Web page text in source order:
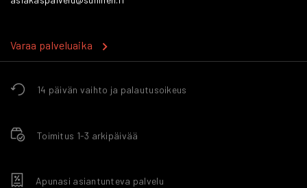
14 päivän vaihto ja palautusoikeus
Toimitus 1-3 arkipäivää
Apunasi asiantunteva palvelu
Varaa palveluaika